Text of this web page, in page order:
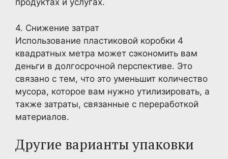
продуктах и услугах.
4. Снижение затрат
Использование пластиковой коробки 4
квадратных метра может сэкономить вам
деньги в долгосрочной перспективе. Это
связано с тем, что это уменьшит количество
мусора, которое вам нужно утилизировать, а
также затраты, связанные с переработкой
материалов.
Другие варианты упаковки